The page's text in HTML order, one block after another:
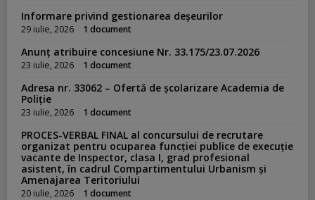
Informare privind gestionarea deșeurilor
29 iulie, 2026 1 document
Anunț atribuire concesiune Nr. 33.175/23.07.2026
23 iulie, 2026 1 document
Adresa nr. 33062 – Ofertă de școlarizare Academia de
Poliție
23 iulie, 2026 1 document
PROCES-VERBAL FINAL al concursului de recrutare
organizat pentru ocuparea funcției publice de execuție
vacante de Inspector, clasa I, grad profesional
asistent, în cadrul Compartimentului Urbanism și
Amenajarea Teritoriului
20 iulie, 2026 1 document